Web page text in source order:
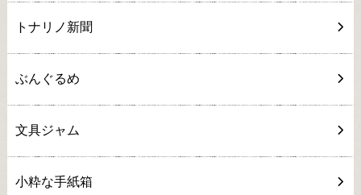
トナリノ新聞
ぶんぐるめ
文具ジャム
小粋な手紙箱